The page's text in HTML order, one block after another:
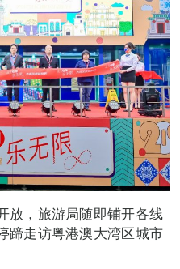
放，旅游局随即铺开各线
蹄走访粤港澳大湾区城市